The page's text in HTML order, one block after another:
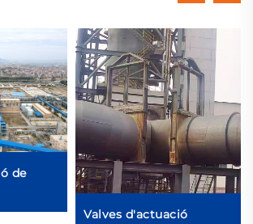
de
Valves d'actuació